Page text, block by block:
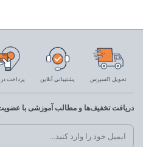
تحویل اکسپرس پشتیبانی آنلاین پرداخت
دریافت تخفیف‌ها و مطالب آموزشی با